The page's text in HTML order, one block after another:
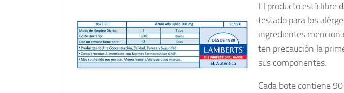
El producto está libre
testado para los
ingredientes
ten precaución la
sus componentes.
Cada bote contiene